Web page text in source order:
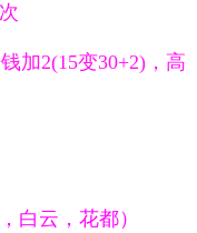
2(15变30+2)，高
白云，花都）